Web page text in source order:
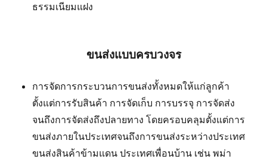
ธรรมเนียมแฝง
ขนส่งแบบครบวงจร
การจัดการกระบวนการขนส่งทั้งหมดให้แก่ลูกค้า
ตั้งแต่การรับสินค้า การจัดเก็บ การบรรจุ การจัดส่ง
จนถึงการจัดส่งถึงปลายทาง โดยครอบคลุมตั้งแต่การ
ขนส่งภายในประเทศจนถึงการขนส่งระหว่างประเทศ
ขนส่งสินค้าข้ามแดน ประเทศเพื่อนบ้าน เช่น พม่า